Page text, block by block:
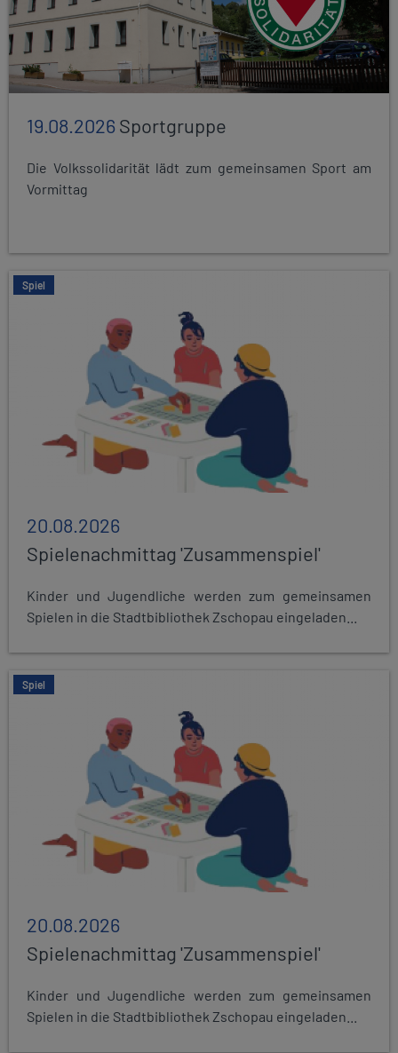
19.08.2026Sportgruppe
Die Volkssolidarität lädt zum gemeinsamen Sport am
Vormittag
Spiel
20.08.2026
Spielenachmittag 'Zusammenspiel'
Kinder und Jugendliche werden zum gemeinsamen
Spielen in die Stadtbibliothek Zschopau eingeladen...
Spiel
20.08.2026
Spielenachmittag 'Zusammenspiel'
Kinder und Jugendliche werden zum gemeinsamen
Spielen in die Stadtbibliothek Zschopau eingeladen...